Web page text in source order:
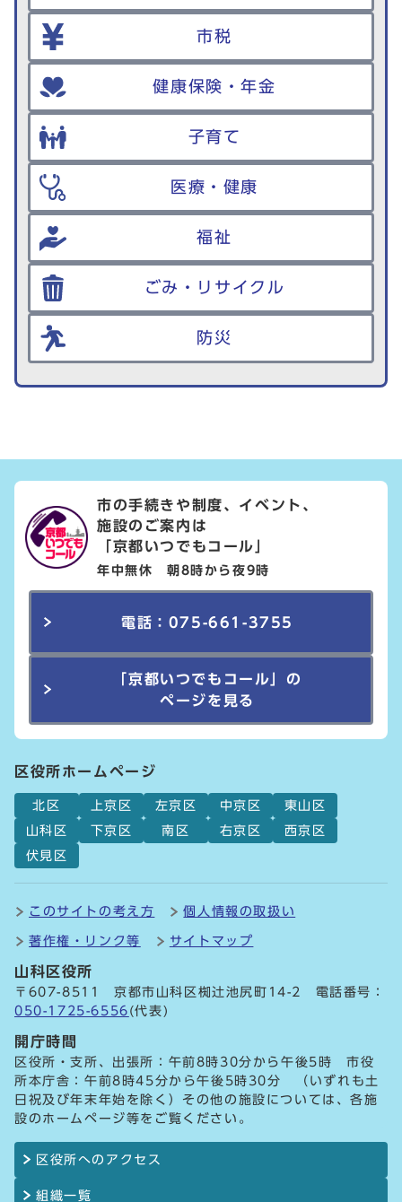
市税
健康保険・年金
子育て
医療・健康
福祉
ごみ・リサイクル
防災
市の手続きや制度、イベント、
施設のご案内は
「京都いつでもコール」
年中無休 朝8時から夜9時
電話：075-661-3755
「京都いつでもコール」の
ページを見る
区役所ホームページ
北区 上京区 左京区 中京区
東山区
山科区
下京区 南区 右京区
西京区
伏見区
このサイトの考え方 個人情報の取扱い
著作権・リンク等 サイトマップ
山科区役所
〒607-8511 京都市山科区椥辻池尻町14-2 電話番号：
050-1725-6556 (代表)
開庁時間
区役所・支所、出張所：午前8時30分から午後5時 市役
所本庁舎：午前8時45分から午後5時30分 （いずれも土
日祝及び年末年始を除く）その他の施設については、各施
設のホームページ等をご覧ください。
区役所へのアクセス
組織一覧